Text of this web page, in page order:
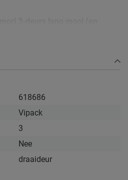
618686
Vipack
3
Nee
draaideur